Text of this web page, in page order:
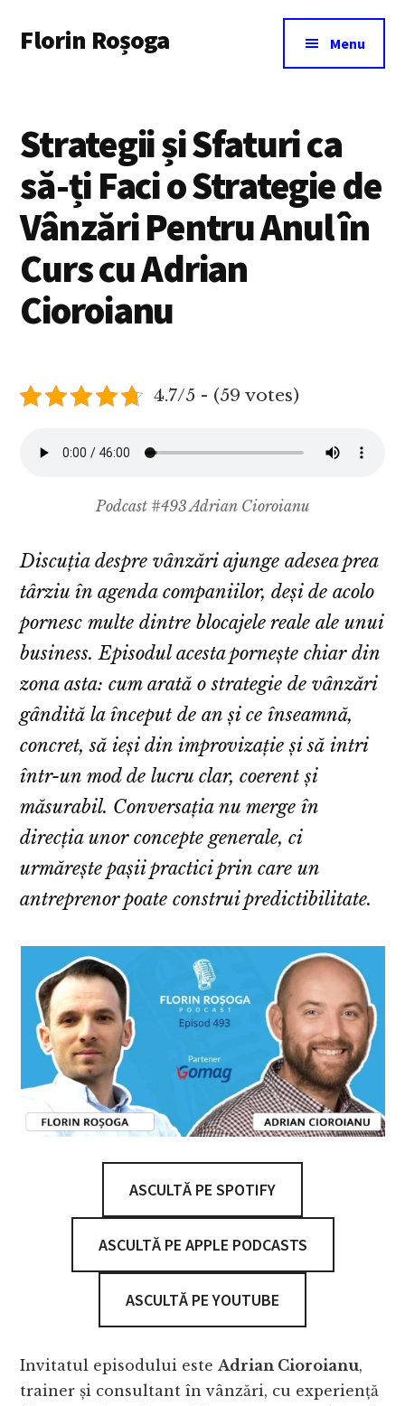
main
menu
Florin Roșoga Menu
Strategii și Sfaturi ca
să-ți Faci o Strategie de
Vânzări Pentru Anul în
Curs cu Adrian
Cioroianu
4.7/5 - (59 votes)
Podcast #493 Adrian Cioroianu
Discuția despre vânzări ajunge adesea prea
târziu în agenda companiilor, deși de acolo
pornesc multe dintre blocajele reale ale unui
business. Episodul acesta pornește chiar din
zona asta: cum arată o strategie de vânzări
gândită la început de an și ce înseamnă,
concret, să ieși din improvizație și să intri
într-un mod de lucru clar, coerent și
măsurabil. Conversația nu merge în
direcția unor concepte generale, ci
urmărește pașii practici prin care un
antreprenor poate construi predictibilitate.
ASCULTĂ PE SPOTIFY
ASCULTĂ PE APPLE PODCASTS
ASCULTĂ PE YOUTUBE
Invitatul episodului esteAdrian Cioroianu,
trainer și consultant în vânzări, cu experiență